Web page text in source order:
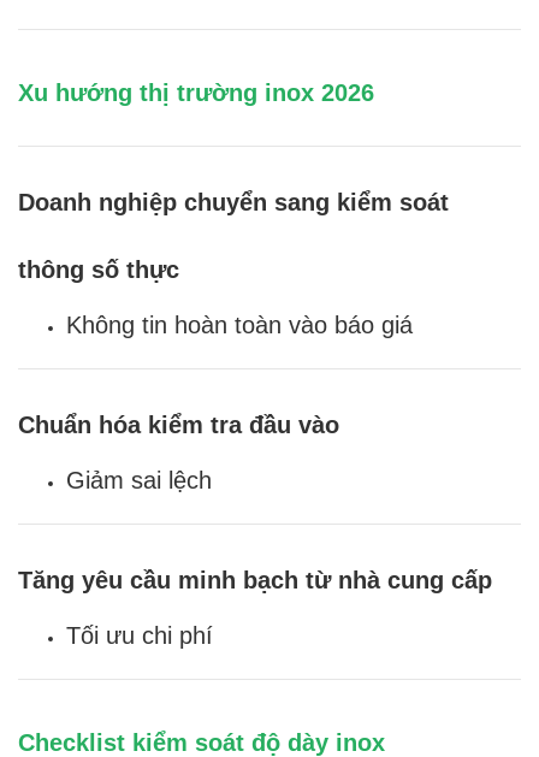
Xu hướng thị trường inox 2026
Doanh nghiệp chuyển sang kiểm soát
thông số thực
Không tin hoàn toàn vào báo giá
Chuẩn hóa kiểm tra đầu vào
Giảm sai lệch
Tăng yêu cầu minh bạch từ nhà cung cấp
Tối ưu chi phí
Checklist kiểm soát độ dày inox